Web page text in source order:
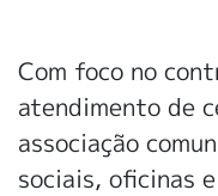
Com foco no
atendimento de
associação
sociais, oficinas